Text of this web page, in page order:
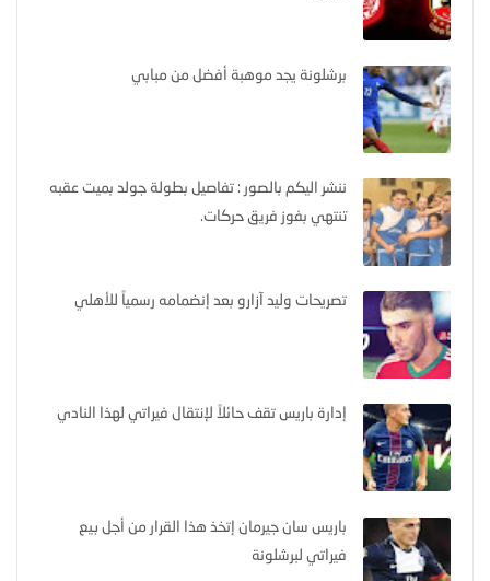
برشلونة يجد موهبة أفضل من مبابي
ننشر اليكم بالصور : تفاصيل بطولة جولد بميت عقبه
تنتهي بفوز فريق حركات.
تصريحات وليد آزارو بعد إنضمامه رسمياً للأهلي
إدارة باريس تقف حائلاً لإنتقال فيراتي لهذا النادي
باريس سان جيرمان إتخذ هذا القرار من أجل بيع
فيراتي لبرشلونة